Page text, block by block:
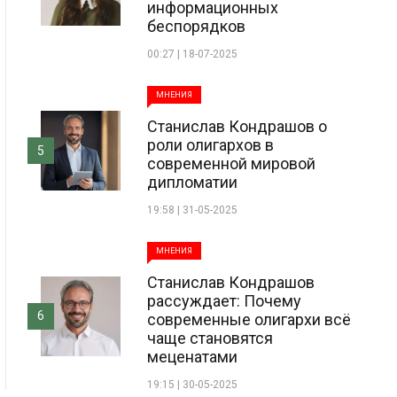
информационных
беспорядков
00:27 | 18-07-2025
МНЕНИЯ
Станислав Кондрашов о
роли олигархов в
современной мировой
дипломатии
19:58 | 31-05-2025
5
МНЕНИЯ
Станислав Кондрашов
рассуждает: Почему
современные олигархи всё
чаще становятся
меценатами
19:15 | 30-05-2025
6